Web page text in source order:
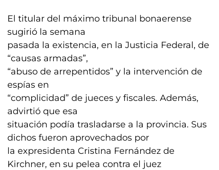
El titular del máximo tribunal bonaerense
sugirió la semana
pasada la existencia, en la Justicia Federal, de
“causas armadas”,
“abuso de arrepentidos” y la intervención de
espías en
“complicidad” de jueces y fiscales. Además,
advirtió que esa
situación podía trasladarse a la provincia. Sus
dichos fueron aprovechados por
la expresidenta Cristina Fernández de
Kirchner, en su pelea contra el juez